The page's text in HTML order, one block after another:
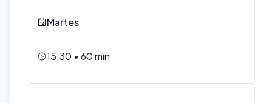
Martes
15:30 • 60min